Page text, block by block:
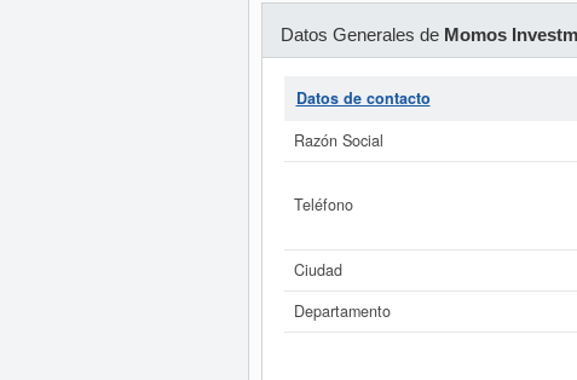
Datos Generales de Momos
Datos de contacto
Razón Social
Teléfono
Ciudad
Departamento